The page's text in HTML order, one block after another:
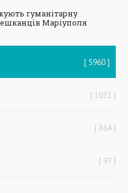
гуманітарну
Маріуполя
5960
1031
864
97